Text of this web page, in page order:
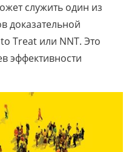
служить один из
доказательной
Treat или NNT. Это
эффективности